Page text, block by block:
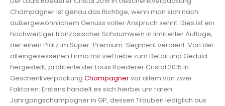
Champagner ist genau das Richtige, wenn man sich nach
außergewöhnlichem Genuss voller Anspruch sehnt. Dies ist ein
hochwertiger französischer Schaumwein in limitierter Auflage,
der einen Platz im Super-Premium-Segment verdient. Von der
alteingesessenen Firma mit viel Liebe zum Detail und Geduld
hergestellt, profitierte der Louis Roederer Cristal 2015 in
Geschenkverpackung Champagnervor allem von zwei
Faktoren: Erstens handelt es sich hierbei um raren
Jahrgangschampagner in GP, dessen Trauben lediglich aus